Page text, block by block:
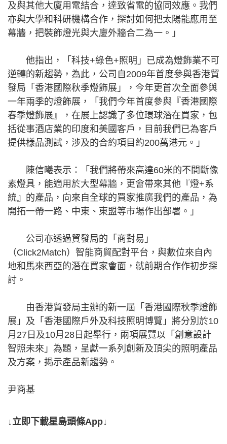
及與其他大廈用電結合，達致省電的協同效應。我們
亦與大學和科研機構合作，探討如何把太陽能應用至
幕牆，把裝飾燈光與大廈外牆合二為一。」
他指出，「科技+綠色+照明」已成為燈飾業不可
逆轉的新趨勢，為此，公司自2009年首度參與香港貿
發局「香港國際秋季燈飾展」，今年更首次全面參與
一年兩季的燈飾展，「我們今年首度參與『香港國際
春季燈飾展』，在展上認識了多位環球潛在買家，包
括從事酒店業的印度和美國客戶，目前我們已為客戶
提供樣品測試，涉及的合約項目約200萬港元。」
陳信曦表示：「我們將帶來高達60米的不間斷像
素燈具，能適用於大型幕牆，更會帶來其他『燈+系
統』的產品，向來自全球的買家推廣我們的產品，為
開拓一帶一路、中東、東盟等市場作出部署。」
公司亦透過貿發局的「商對易」
（Click2Match）智能商貿配對平台，與數位來自內
地和馬來西亞的潛在買家會面，就前期合作作初步探
討。
由香港貿發局主辦的新一屆「香港國際秋季燈飾
展」及「香港國際戶外及科技照明博覽」將分別於10
月27日及10月28日起舉行，兩項展覽以「創意設計
智照未來」為題，呈獻一系列創新及頂尖的照明產品
及方案，揭示產品新趨勢。
尹商基
↓立即下載星島頭條App↓